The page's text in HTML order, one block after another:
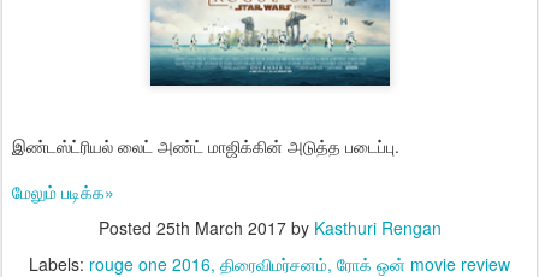
இண்டஸ்ட்ரியல் லைட் அண்ட் மாஜிக்கின் அடுத்த படைப்பு.
மேலும் படிக்க»
Posted 25th March 2017by Kasthuri Rengan
Labels: rouge one 2016 திரைவிமர்சனம் ரோக் ஒன் movie review